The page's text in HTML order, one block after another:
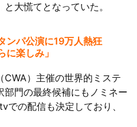
大慌てとなっていた。
ンパ公演に19万人熱狂
に楽しみ」
）主催の世界的ミステ
部門の最終候補にもノミネー
での配信も決定しており、